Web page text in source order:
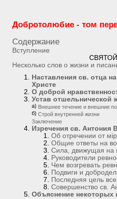
Добротолюбие - том
Содержание
Вступление
Несколько слов о жизни и
Наставления св. отца
Христе
О доброй
Устав отшельнической
а) Внешнее течение и внешние
б) Строй внутренней жизни
Заключение
Изречения св. Антония
Об отречении от
Общие ответы на
Сила, движущая на
Руководители
Чем возгревать
Подвиги и
Последняя цель
Совершенство св.
Объяснение некоторых